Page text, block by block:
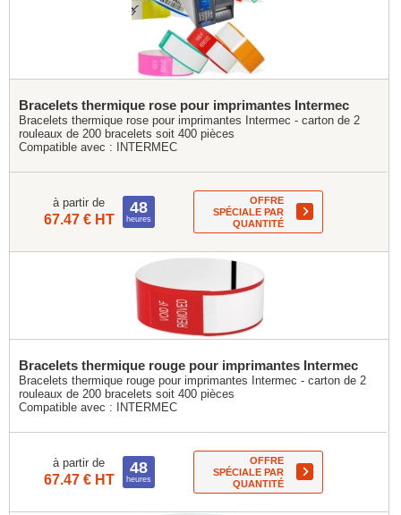
Bracelets thermique rose pour imprimantes Intermec
Bracelets thermique rose pour imprimantes Intermec - carton de 2
rouleaux de 200 bracelets soit 400 pièces
Compatible avec :
INTERMEC
à partir de
67.47 € HT
48
heures
OFFRE
SPÉCIALE PAR
QUANTITÉ
Bracelets thermique rouge pour imprimantes Intermec
Bracelets thermique rouge pour imprimantes Intermec - carton de 2
rouleaux de 200 bracelets soit 400 pièces
Compatible avec :
INTERMEC
à partir de
67.47 € HT
48
heures
OFFRE
SPÉCIALE PAR
QUANTITÉ